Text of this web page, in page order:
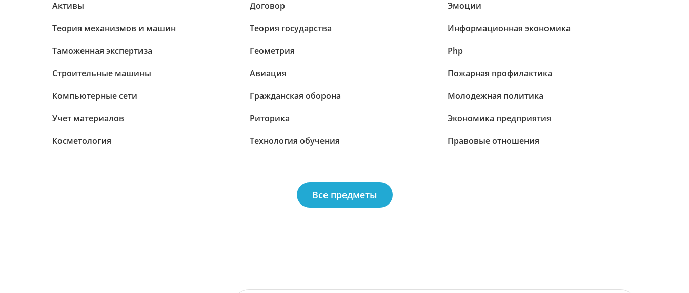
Активы
Теория механизмов и машин
Таможенная экспертиза
Строительные машины
Компьютерные сети
Учет материалов
Косметология
Договор
Теория государства
Геометрия
Авиация
Гражданская оборона
Риторика
Технология обучения
Эмоции
Информационная экономика
Php
Пожарная профилактика
Молодежная политика
Экономика предприятия
Правовые отношения
Все предметы